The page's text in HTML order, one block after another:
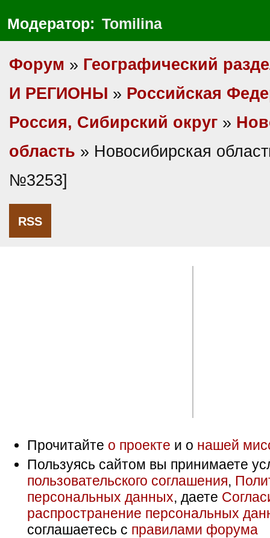
Модератор: Tomilina
Форум » Географический
И РЕГИОНЫ » Российская
Россия, Сибирский округ »
область » Новосибирская
№3253]
RSS
Прочитайте о проекте и о нашей
Пользуясь сайтом вы принимаете
пользовательского соглашения,
персональных данных, даете
распространение персональных
соглашаетесь с правилами форума